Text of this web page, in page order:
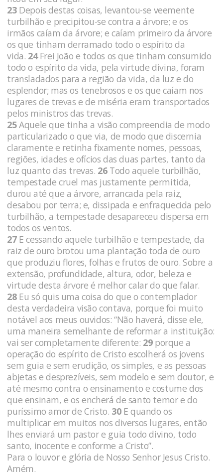
23Depois destas coisas, levantou-se veemente
turbilhão e pre­cipitou-se contra a árvore; e os
irmãos caíam da árvore; e caíam primeiro da árvore
os que tinham derramado todo o espírito da
vida. 24Frei João e todos os que tinham consumido
todo o es­pírito da vida, pela virtude divina, foram
transladados para a re­gião da vida, da luz e do
esplendor; mas os tenebrosos e os que caíam nos
lugares de trevas e de miséria eram transportados
pe­los ministros das trevas.
25Aquele que tinha a visão compreendia de modo
particula­rizado o que via, de modo que discernia
claramente e reti­nha fixamente nomes, pessoas,
regiões, idades e ofícios das duas partes, tanto da
luz quanto das trevas. 26Todo aquele turbilhão,
tempestade cruel mas justamente permitida,
durou até que a árvore, arrancada pela raiz,
desabou por terra; e, dissipada e enfraquecida pelo
turbilhão, a tempestade desapare­ceu dispersa em
todos os ventos.
27E cessando aquele turbilhão e tempestade, da
raiz de ouro brotou uma plantação toda de ouro
que produziu flores, folhas e frutos de ouro. Sobre a
extensão, profundidade, altura, odor, bele­za e
virtude desta árvore é melhor calar do que falar.
28Eu só quis uma coisa do que o contemplador
desta verdadeira vi­são contava, porque foi muito
notável aos meus ouvidos: “Não haverá, disse ele,
uma maneira semelhante de re­formar a instituição:
vai ser completamente diferente: 29 porque a
operação do espírito de Cristo escolherá os jovens
sem guia e sem erudição, os simples, e as pessoas
abjetas e desprezíveis, sem modelo e sem doutor, e
até mesmo contra o ensinamento e costume dos
que ensinam, e os encherá de santo temor e do
purís­simo amor de Cristo. 30E quando os
multiplicar em muitos nos di­versos lugares, então
lhes enviará um pastor e guia todo divino, todo
santo, inocente e conforme a Cristo”.
Para o louvor e glória de Nosso Senhor Jesus Cristo.
Amém.